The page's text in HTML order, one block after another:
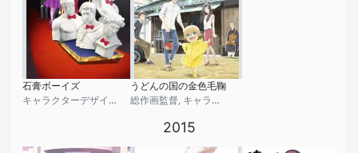
石膏ボーイズ
キャラクターデザイン・総作画監督
うどんの国の金色毛鞠
総作画監督, キャラクターデザイン
2015